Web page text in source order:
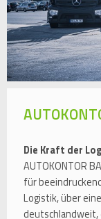
Die Kraft der
AUTOKONTOR
für
Logistik, über